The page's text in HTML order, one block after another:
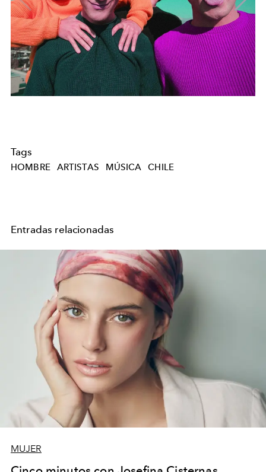
Tags
HOMBRE ARTISTAS MÚSICA CHILE
Entradas relacionadas
MUJER